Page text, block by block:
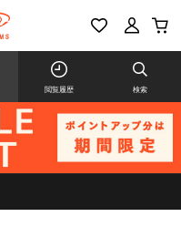
閲覧履歴 検索